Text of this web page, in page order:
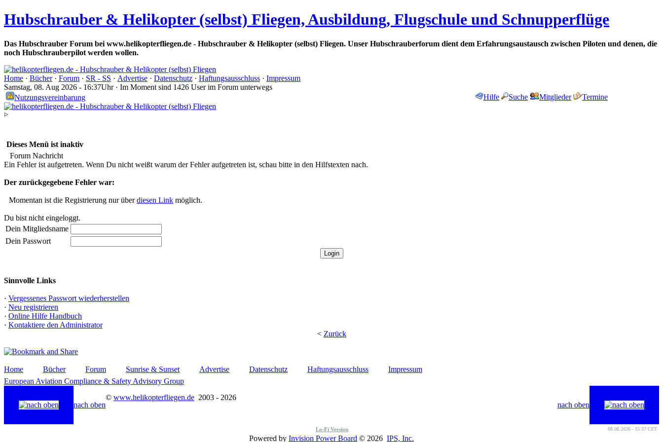
Hubschrauber & Helikopter (selbst) Fliegen, Ausbildung, Flugschule und Schnupperflüge
Das Hubschrauber Forum bei www.helikopterfliegen.de - Hubschrauber & Helikopter (selbst) Fliegen. Unser Hubschrauberforum dient dem Erfahrungsaustausch zwischen Piloten und denen, die
noch Hubschrauberpilot werden wollen.
Home · Bücher· Forum · SR - SS · Advertise · Datenschutz · Haftungsausschluss · Impressum
Samstag, 08. Aug 2026 - 16:37Uhr · Im Moment sind 1426 User im Forum unterwegs
Nutzungsvereinbarung
Hilfe Suche Mitglieder Termine
Dieses Menü ist inaktiv
Forum Nachricht
Ein Fehler ist aufgetreten. Wenn Du nicht weißt warum der Fehler aufgetreten ist, schau bitte in den Hilfstexten nach.
Der zurückgegebene Fehler war:
Momentan ist die Registrierung nur überdiesen Link möglich.
Du bist nicht eingeloggt.
Dein Mitgliedsname
Dein Passwort
Sinnvolle Links
· Vergessenes Passwort wiederherstellen
· Neu registrieren
· Online Hilfe Handbuch
· Kontaktiere den Administrator
< Zurück
Home Bücher Forum Sunrise & Sunset Advertise Datenschutz Haftungsausschluss
Impressum
European Aviation Compliance & Safety Advisory Group
nach oben nach oben
© www.helikopterfliegen.de 2003 - 2026
Lo-Fi Version 08.08.2026 - 15:37 CET
Powered by Invision Power Board © 2026 IPS, Inc.